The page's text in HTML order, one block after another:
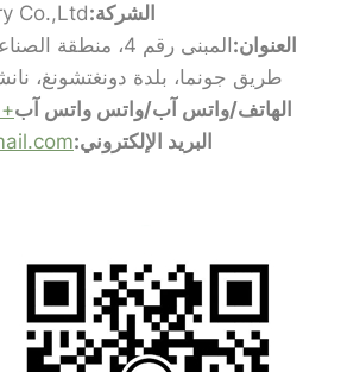
الشركة:Co.,Ltd
العنوان:
طريق جونما، بلدة دونغتشونغ،
الهاتف/واتس آب/واتس واتس آب+86 13922213449
البريد الإلكتروني: